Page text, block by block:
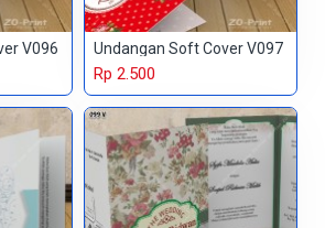
V096 Undangan Soft Cover V097
Rp 2.500